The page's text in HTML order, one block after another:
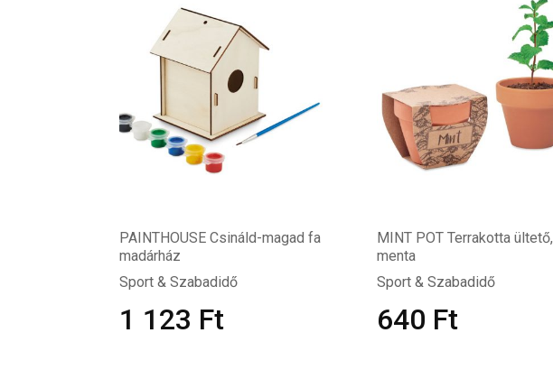
PAINTHOUSE Csináld-magad fa
madárház
Sport & Szabadidő
1 123 Ft
MINT POT Terrakotta ültető,
menta
Sport & Szabadidő
640 Ft